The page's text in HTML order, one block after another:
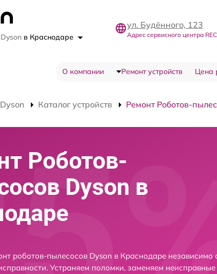
в Краснодаре
ул. Будённого, 123
Адрес сервисного центра
О компании Ремонт устройств Цена
Каталог устройств Ремонт Роботов-
Роботов-
Dyson в
роботов-пылесосов Dyson в Краснодаре независимо
Устраняем поломки, заменяем